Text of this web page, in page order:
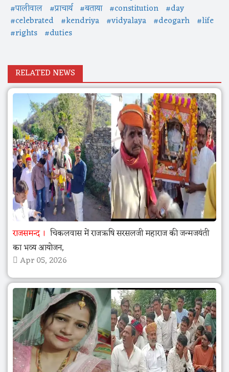
#पालीवाल #प्राचार्य #बताया #constitution #day
#celebrated #kendriya #vidyalaya #deogarh #life
#rights #duties
RELATED NEWS
राजसमन्द
चिकलवास में राजऋषि सरसलजी महाराज की जन्मजयंती
का भव्य आयोजन,
Apr 05, 2026